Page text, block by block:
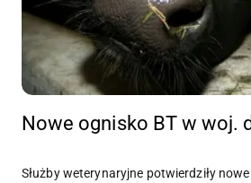
Nowe ognisko BT w woj.
Służby weterynaryjne potwierdziły